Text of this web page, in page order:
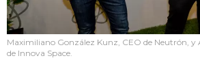
Maximiliano González Kunz, CEO de Neutrón, y
de Innova Space.